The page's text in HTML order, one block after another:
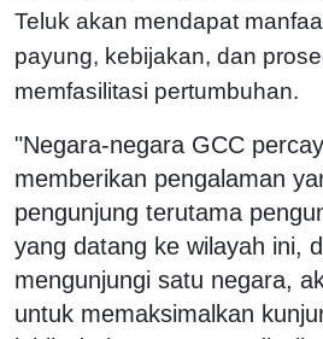
Teluk akan mendapat
payung, kebijakan, dan
memfasilitasi pertumbuhan.
"Negara-negara GCC
memberikan pengalaman
pengunjung terutama
yang datang ke wilayah ini,
mengunjungi satu negara,
untuk memaksimalkan